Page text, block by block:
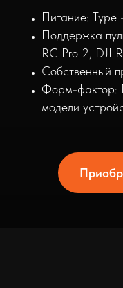
Питание:
Поддержка
RC Pro 2, DJI
Собственный
Форм-фактор:
модели